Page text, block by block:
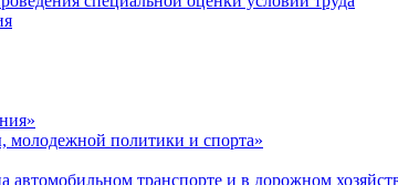
политики и спорта»
транспорте и в дорожном